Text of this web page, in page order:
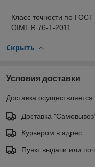
Класс точности по ГОСТ
OIML R 76-1-2011
Скрыть
Условия доставки
Доставка
Доставка
Курьером в адрес
Пункт выдачи или